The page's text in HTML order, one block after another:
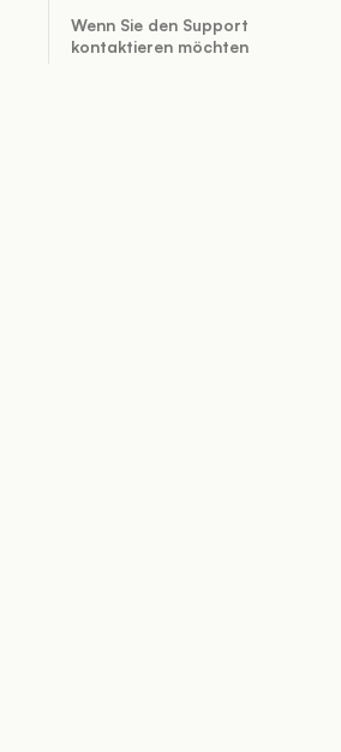
Wenn Sie den Support
kontaktieren möchten